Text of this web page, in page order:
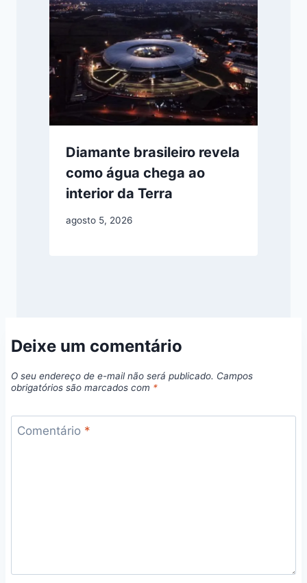
Diamante brasileiro revela
como água chega ao
interior da Terra
agosto 5, 2026
Deixe um comentário
O seu endereço de e-mail não será publicado. Campos
obrigatórios são marcados com *
Comentário *